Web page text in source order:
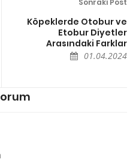
Köpeklerde Otobur ve
Etobur Diyetler
Arasındaki Farklar
01.04.2024